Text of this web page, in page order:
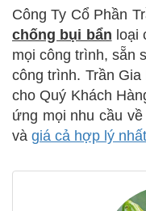
Công Ty Cổ Phần
chống bụi bẩn loại
mọi công trình, sẵn
công trình. Trần
cho Quý Khách
ứng mọi nhu cầu
và giá cả hợp lý nhất